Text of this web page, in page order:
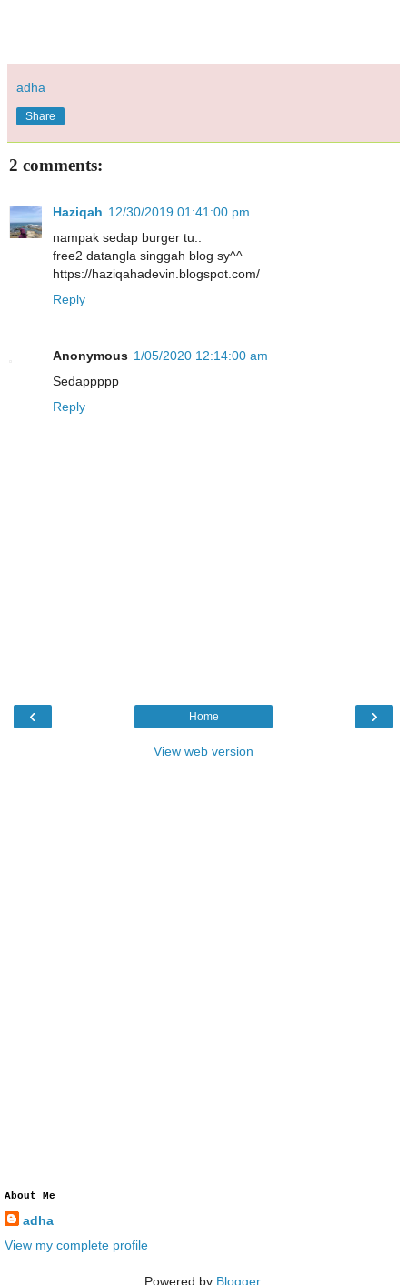
adha
Share
2 comments:
Haziqah 12/30/2019 01:41:00 pm
nampak sedap burger tu..
free2 datangla singgah blog sy^^
https://haziqahadevin.blogspot.com/
Reply
Anonymous 1/05/2020 12:14:00 am
Sedappppp
Reply
‹ ›
Home
View web version
About Me
adha
View my complete profile
Powered by Blogger.